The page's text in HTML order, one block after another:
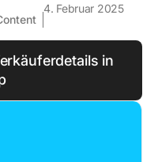
4. Februar 2025
in